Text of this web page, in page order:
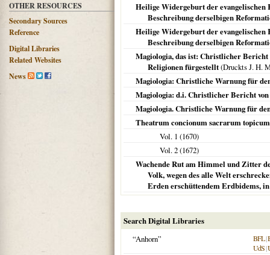
OTHER RESOURCES
Secondary Sources
Reference
Digital Libraries
Related Websites
News
Heilige Widergeburt der evangelischen
Beschreibung derselbigen
Heilige Widergeburt der evangelischen
Beschreibung derselbigen
Magiologia, das ist: Christlicher Bericht
Religionen fürgestellt(Druckts J. H.
Magiologia: Christliche Warnung für
Magiologia: d.i. Christlicher Bericht
Magiologia. Christliche Warnung für
Theatrum concionum sacrarum topicum
Vol. 1 (1670)
Vol. 2 (1672)
Wachende Rut am Himmel und Zitter
Volk, wegen des alle Welt
Erden erschüttendem Erdbidems, in
Search Digital Libraries
“Anhorn”
BFL|
UdS|